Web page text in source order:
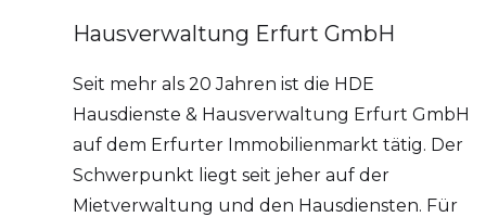
Hausverwaltung Erfurt GmbH
Seit mehr als 20 Jahren ist die HDE
Hausdienste & Hausverwaltung Erfurt GmbH
auf dem Erfurter Immobilienmarkt tätig. Der
Schwerpunkt liegt seit jeher auf der
Mietverwaltung und den Hausdiensten. Für